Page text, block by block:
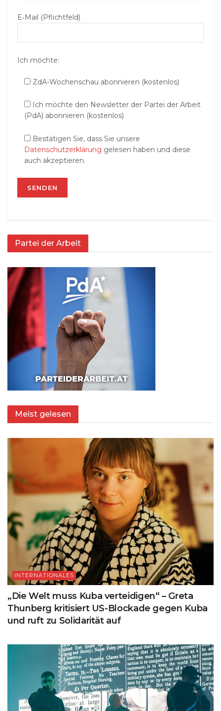
E‑Mail (Pflichtfeld)
Ich möchte:
ZdA-Wochenschau abonnieren (kostenlos)
Ich möchte den Newsletter der Partei der Arbeit
(PdA) abonnieren (kostenlos)
Bestätigen Sie, dass Sie unsere
Datenschutzerklärung gelesen haben und diese
auch akzeptieren.
Partei der Arbeit
Meist gelesen
INTERNATIONALES
„Die Welt muss Kuba verteidigen“ – Greta
Thunberg kritisiert US-Blockade gegen Kuba
und ruft zu Solidarität auf